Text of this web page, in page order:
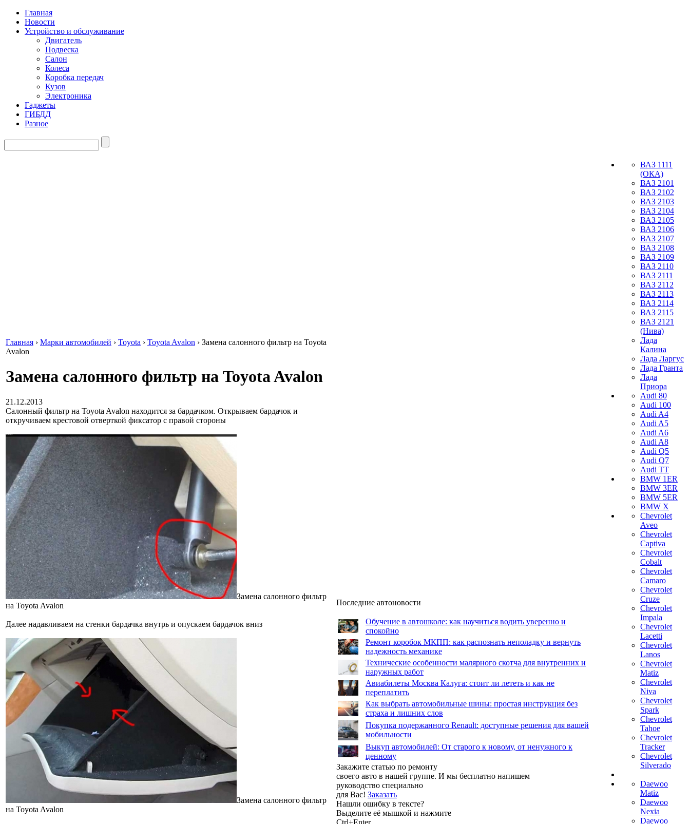
Главная
Новости
Устройство и обслуживание
Двигатель
Подвеска
Салон
Колеса
Коробка передач
Кузов
Электроника
Гаджеты
ГИБДД
Разное
Главная › Марки автомобилей › Toyota › Toyota Avalon › Замена салонного фильтр на Toyota
Avalon
Замена салонного фильтр на Toyota Avalon
21.12.2013
Салонный фильтр на Toyota Avalon находится за бардачком. Открываем бардачок и
откручиваем крестовой отверткой фиксатор с правой стороны
Замена салонного фильтр
на Toyota Avalon
Далее надавливаем на стенки бардачка внутрь и опускаем бардачок вниз
Замена салонного фильтр
на Toyota Avalon
Последние автоновости
Обучение в автошколе: как научиться водить уверенно и
спокойно
Ремонт коробок МКПП: как распознать неполадку и вернуть
надежность механике
Технические особенности малярного скотча для внутренних и
наружных работ
Авиабилеты Москва Калуга: стоит ли лететь и как не
переплатить
Как выбрать автомобильные шины: простая инструкция без
страха и лишних слов
Покупка подержанного Renault: доступные решения для вашей
мобильности
Выкуп автомобилей: От старого к новому, от ненужного к
ценному
Закажите статью по ремонту
своего авто в нашей группе. И мы бесплатно напишем
руководство специально
для Вас! Заказать
Нашли ошибку в тексте?
Выделите её мышкой и нажмите
Ctrl+Enter
ВАЗ 1111
(ОКА)
ВАЗ 2101
ВАЗ 2102
ВАЗ 2103
ВАЗ 2104
ВАЗ 2105
ВАЗ 2106
ВАЗ 2107
ВАЗ 2108
ВАЗ 2109
ВАЗ 2110
ВАЗ 2111
ВАЗ 2112
ВАЗ 2113
ВАЗ 2114
ВАЗ 2115
ВАЗ 2121
(Нива)
Лада
Калина
Лада Ларгус
Лада Гранта
Лада
Приора
Audi 80
Audi 100
Audi A4
Audi A5
Audi A6
Audi A8
Audi Q5
Audi Q7
Audi TT
BMW 1ER
BMW 3ER
BMW 5ER
BMW X
Chevrolet
Aveo
Chevrolet
Captiva
Chevrolet
Cobalt
Chevrolet
Camaro
Chevrolet
Cruze
Chevrolet
Impala
Chevrolet
Lacetti
Chevrolet
Lanos
Chevrolet
Matiz
Chevrolet
Niva
Chevrolet
Spark
Chevrolet
Tahoe
Chevrolet
Tracker
Chevrolet
Silverado
Daewoo
Matiz
Daewoo
Nexia
Daewoo